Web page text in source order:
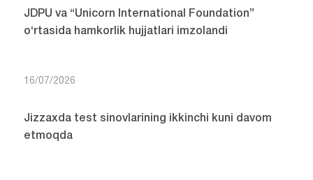
JDPU va “Unicorn International Foundation”
o‘rtasida hamkorlik hujjatlari imzolandi
16/07/2026
Jizzaxda test sinovlarining ikkinchi kuni davom
etmoqda